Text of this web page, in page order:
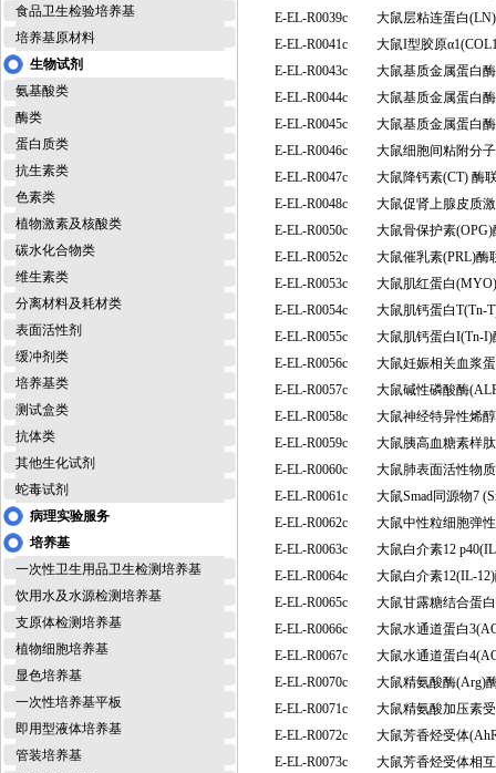
食品卫生检验培养基
培养基原材料
生物试剂
氨基酸类
酶类
蛋白质类
抗生素类
色素类
植物激素及核酸类
碳水化合物类
维生素类
分离材料及耗材类
表面活性剂
缓冲剂类
培养基类
测试盒类
抗体类
其他生化试剂
蛇毒试剂
病理实验服务
培养基
一次性卫生用品卫生检测培养基
饮用水及水源检测培养基
支原体检测培养基
植物细胞培养基
显色培养基
一次性培养基平板
即用型液体培养基
管装培养基
E-EL-R0039c
大鼠层粘连蛋白
E-EL-R0041c
大鼠I型胶原
E-EL-R0043c
大鼠基质金属蛋白
E-EL-R0044c
大鼠基质金属蛋白
E-EL-R0045c
大鼠基质金属蛋白
E-EL-R0046c
大鼠细胞间粘附分
E-EL-R0047c
大鼠降钙素(CT) 酶
E-EL-R0048c
大鼠促肾上腺皮质
E-EL-R0050c
大鼠骨保护素
E-EL-R0052c
大鼠催乳素(PRL)酶
E-EL-R0053c
大鼠肌红蛋白
E-EL-R0054c
大鼠肌钙蛋白T(Tn-
E-EL-R0055c
大鼠肌钙蛋白I(Tn-
E-EL-R0056c
大鼠妊娠相关血浆
E-EL-R0057c
大鼠碱性磷酸酶
E-EL-R0058c
大鼠神经特异性烯
E-EL-R0059c
大鼠胰高血糖素样
E-EL-R0060c
大鼠肺表面活性物
E-EL-R0061c
大鼠Smad同源物7
E-EL-R0062c
大鼠中性粒细胞弹
E-EL-R0063c
大鼠白介素12
E-EL-R0064c
大鼠白介素12(IL-
E-EL-R0065c
大鼠甘露糖结合蛋
E-EL-R0066c
大鼠水通道蛋白
E-EL-R0067c
大鼠水通道蛋白
E-EL-R0070c
大鼠精氨酸酶(Arg)
E-EL-R0071c
大鼠精氨酸加压素
E-EL-R0072c
大鼠芳香烃受体
E-EL-R0073c
大鼠芳香烃受体相